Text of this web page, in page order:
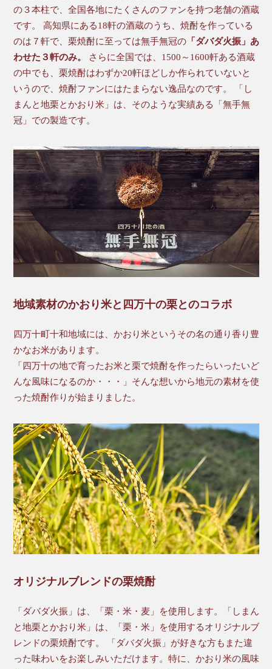
の３本柱で、全国各地にたくさんのファンを持つ老舗の酒蔵
です。 高知県にある18軒の酒蔵のうち、焼酎を作っている
のは７軒で、栗焼酎に至っては無手無冠の「ダバダ火振」あ
わせた３軒のみ。
さらに全国では、1500～1600軒ある酒蔵
の中でも、栗焼酎はわずか20軒ほどしか作られていないと
いうので、焼酎ファンにはたまらない逸品なのです。 「し
まんと地栗とかおり米」は、そのような実績ある「無手無
冠」での製造です。
地域素材のかおり米と四万十の栗とのコラボ
四万十町十和地域には、かおり米というその名の通り香り豊
かなお米があります。
「四万十の地で育ったお米と栗で焼酎を作ったらいったいど
んな風味になるのか・・・」そんな想いから地元の素材を使
った焼酎作りが始まりました。
オリジナルブレンドの栗焼酎
「ダバダ火振」は、「栗・米・麦」を使用します。「しまん
と地栗とかおり米」は、「栗・米」を使用するオリジナルブ
レンドの栗焼酎です。 「ダバダ火振」が好きな方もまた違
った味わいをお楽しみいただけます。特に、かおり米の風味